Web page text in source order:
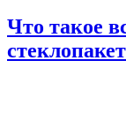
Что такое